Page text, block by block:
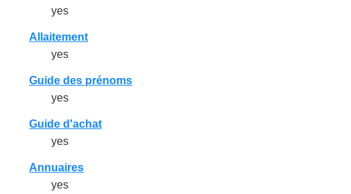
yes
Allaitement
yes
Guide des prénoms
yes
Guide d'achat
yes
Annuaires
yes